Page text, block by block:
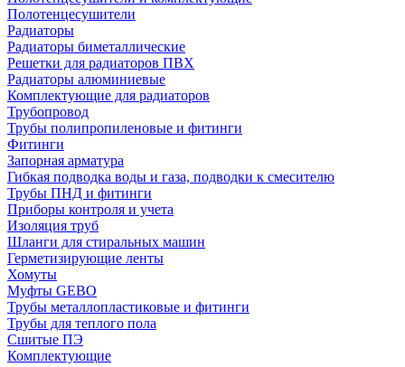
Полотенцесушители
Радиаторы
Радиаторы биметаллические
Решетки для радиаторов ПВХ
Радиаторы алюминиевые
Комплектующие для радиаторов
Трубопровод
Трубы полипропиленовые и фитинги
Фитинги
Запорная арматура
Гибкая подводка воды и газа, подводки к смесителю
Трубы ПНД и фитинги
Приборы контроля и учета
Изоляция труб
Шланги для стиральных машин
Герметизирующие ленты
Хомуты
Муфты GEBO
Трубы металлопластиковые и фитинги
Трубы для теплого пола
Сшитые ПЭ
Комплектующие